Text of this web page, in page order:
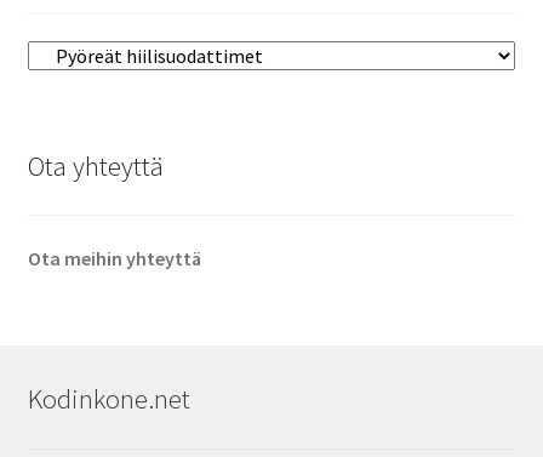
Ota yhteyttä
Ota meihin yhteyttä
Kodinkone.net